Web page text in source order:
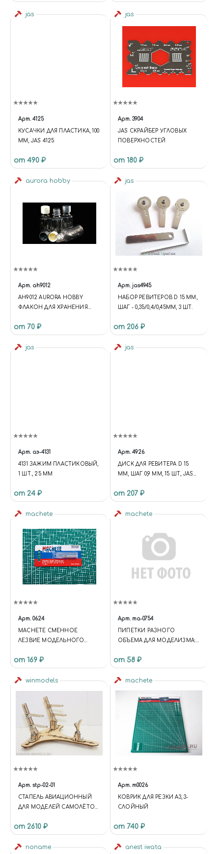
jas
Арт. 4125
КУСАЧКИ ДЛЯ ПЛАСТИКА, 100
ММ, JAS 4125
от 490 ₽
jas
Арт. 3904
JAS СКРАЙБЕР УГЛОВЫХ
ПОВЕРХНОСТЕЙ
от 180 ₽
aurora hobby
Арт. ah9012
AH9012 AURORA HOBBY
ФЛАКОН ДЛЯ ХРАНЕНИЯ
КРЫШКА (ОБЪЕМ 55 МЛ)
от 70 ₽
jas
Арт. jas4945
НАБОР РЕВИТЕРОВ D 15 ММ,
ШАГ - 0,35/0,4/0,45ММ, 3 ШТ.
от 206 ₽
jas
Арт. аэ-4131
4131 ЗАЖИМ ПЛАСТИКОВЫЙ,
1 ШТ., 25 ММ
от 24 ₽
jas
Арт. 4926
ДИСК ДЛЯ РЕВИТЕРА D 15
ММ, ШАГ 0,9 ММ, 15 ШТ, JAS
от 207 ₽
machete
Арт. 0624
MACHETE СМЕННОЕ
ЛЕЗВИЕ МОДЕЛЬНОГО
от 169 ₽
machete
Арт. ma-0754
ПИПЕТКИ РАЗНОГО
ОБЪЕМА ДЛЯ МОДЕЛИЗМА: 3
от 58 ₽
winmodels
Арт. stp-02-01
СТАПЕЛЬ АВИАЦИОННЫЙ
ДЛЯ МОДЕЛЕЙ САМОЛЁТОВ
от 2610 ₽
machete
Арт. m0026
КОВРИК ДЛЯ РЕЗКИ А3, 3-
СЛОЙНЫЙ
от 740 ₽
noname anest iwata